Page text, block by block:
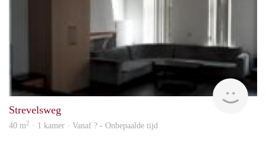
Strevelsweg
40 m2 · 1 kamer · Vanaf ? - Onbepaalde tijd